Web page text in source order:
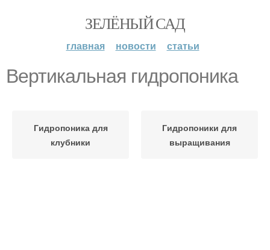
ЗЕЛЁНЫЙ САД
главная новости статьи
Вертикальная гидропоника
Гидропоника для
клубники
Гидропоники для
выращивания